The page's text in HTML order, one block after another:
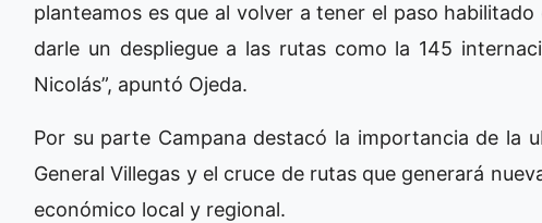
planteamos es que al volver a tener el paso
darle un despliegue a las rutas como la 145
Nicolás”, apuntó Ojeda.
Por su parte Campana destacó la importancia de la
General Villegas y el cruce de rutas que generará
económico local y regional.